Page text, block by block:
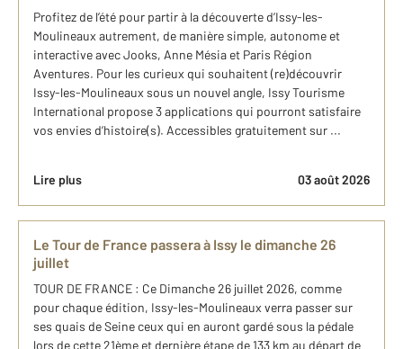
Profitez de l’été pour partir à la découverte d’Issy-les-
Moulineaux autrement, de manière simple, autonome et
interactive avec Jooks, Anne Mésia et Paris Région
Aventures. Pour les curieux qui souhaitent (re)découvrir
Issy-les-Moulineaux sous un nouvel angle, Issy Tourisme
International propose 3 applications qui pourront satisfaire
vos envies d’histoire(s). Accessibles gratuitement sur ...
Lire plus 03 août 2026
Le Tour de France passera à Issy le dimanche 26
juillet
TOUR DE FRANCE : Ce Dimanche 26 juillet 2026, comme
pour chaque édition, Issy-les-Moulineaux verra passer sur
ses quais de Seine ceux qui en auront gardé sous la pédale
lors de cette 21ème et dernière étape de 133 km au départ de